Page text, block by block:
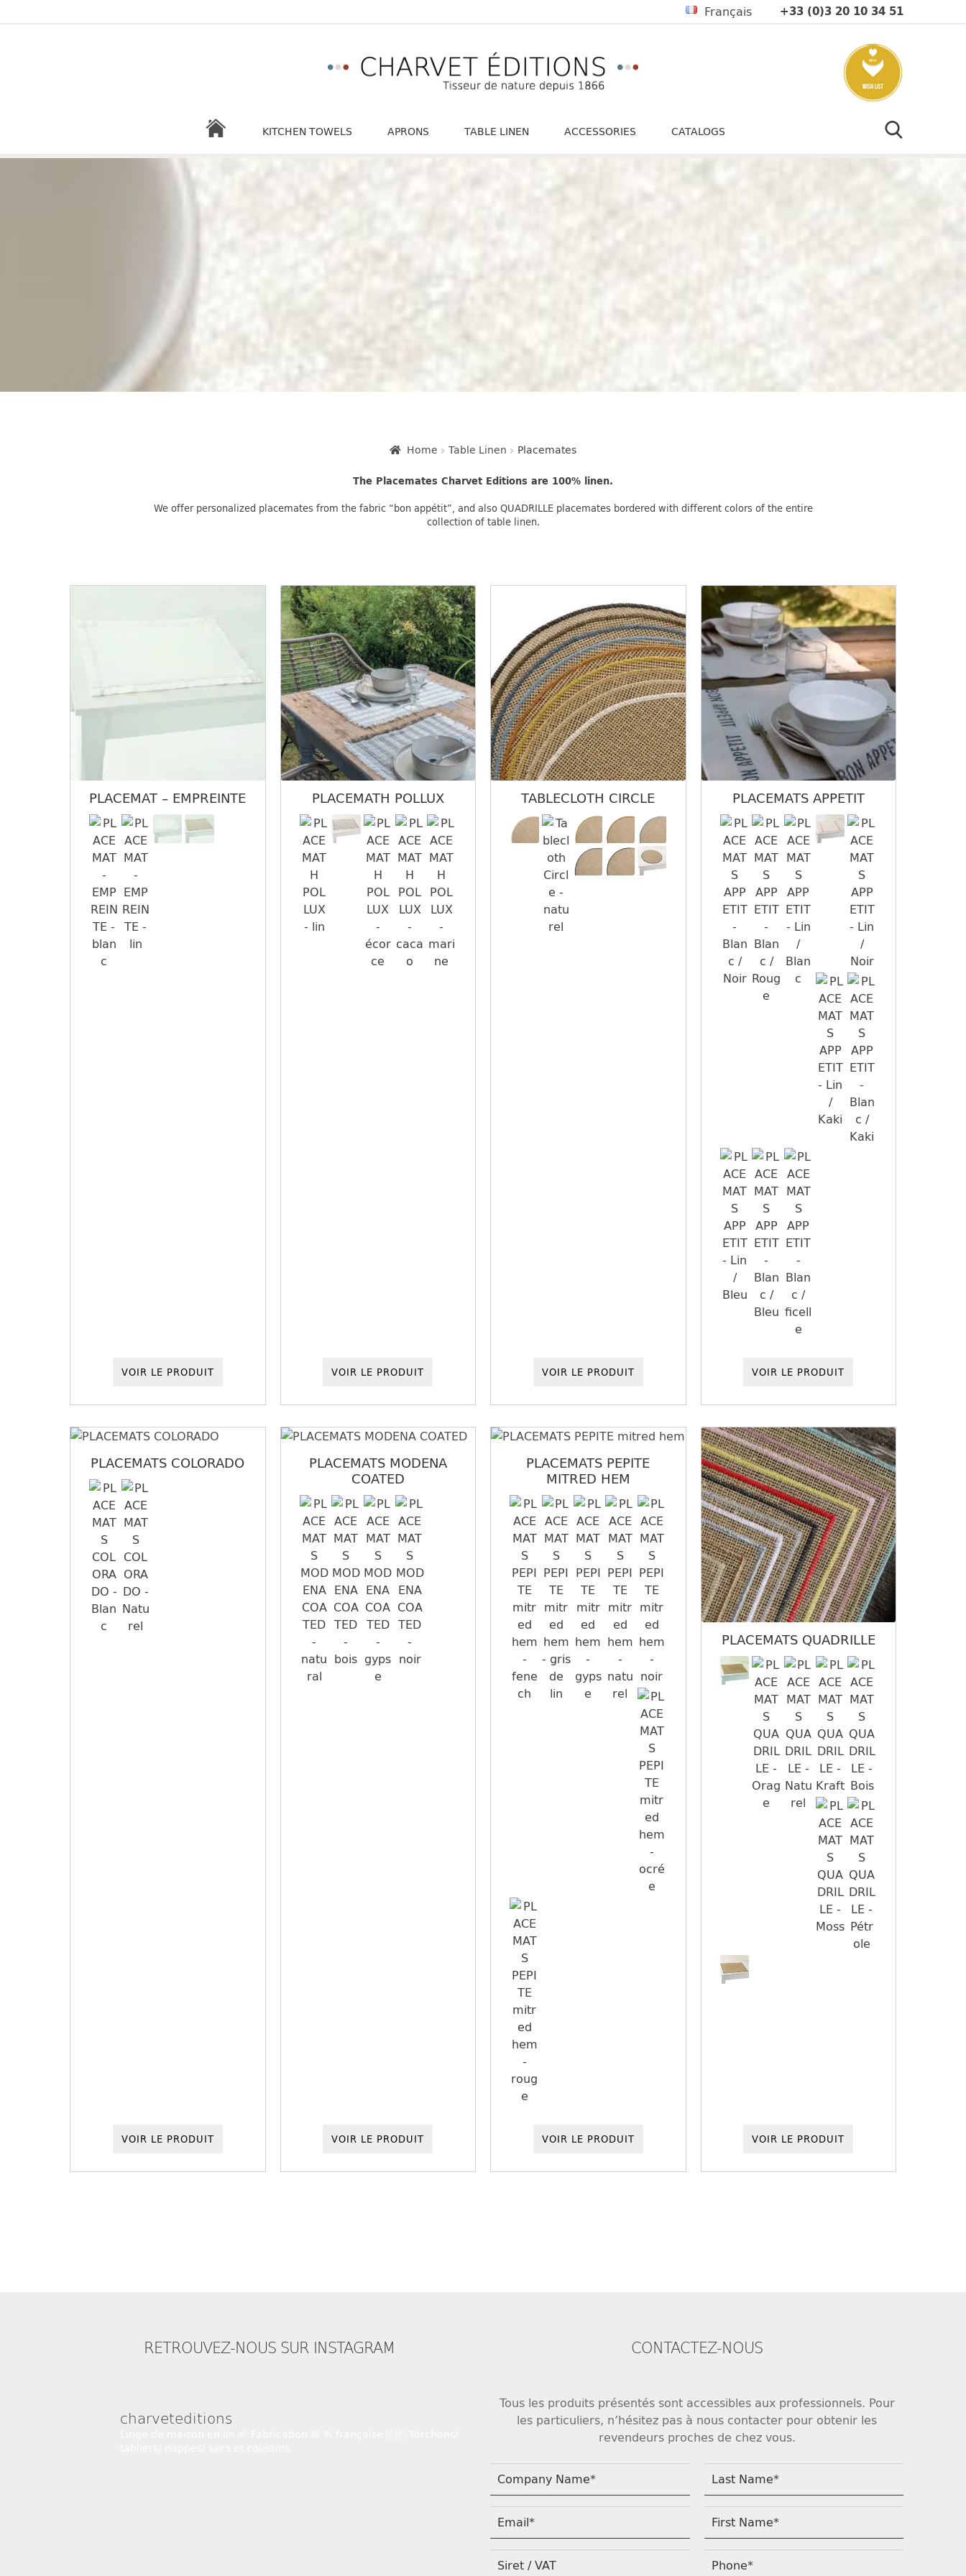
+33 (0)3 20 10 34 51
Français
KITCHEN TOWELS APRONS TABLE LINEN ACCESSORIES CATALOGS
Home Table Linen Placemates
The Placemates Charvet Editions are 100% linen.
We offer personalized placemates from the fabric “bon appétit”, and also QUADRILLE placemates bordered with different colors of the entire
collection of table linen.
PLACEMAT – EMPREINTE
VOIR LE PRODUIT
PLACEMATH POLLUX
VOIR LE PRODUIT
TABLECLOTH CIRCLE
VOIR LE PRODUIT
PLACEMATS APPETIT
VOIR LE PRODUIT
PLACEMATS COLORADO
VOIR LE PRODUIT
PLACEMATS MODENA
COATED
VOIR LE PRODUIT
PLACEMATS PEPITE
MITRED HEM
VOIR LE PRODUIT
PLACEMATS QUADRILLE
VOIR LE PRODUIT
RETROUVEZ-NOUS SUR INSTAGRAM
charveteditions
CONTACTEZ-NOUS
Tous les produits présentés sont accessibles aux professionnels. Pour
les particuliers, n’hésitez pas à nous contacter pour obtenir les
revendeurs proches de chez vous.